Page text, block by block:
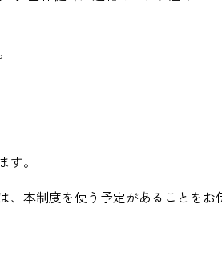
。
本制度を使う予定があることをお